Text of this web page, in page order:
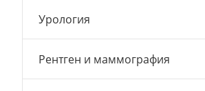
Урология
Рентген и маммография